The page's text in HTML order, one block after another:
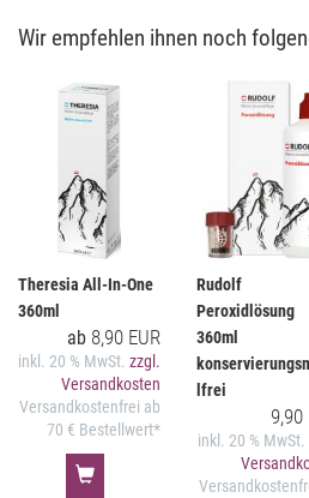
Wir empfehlen ihnen noch
Theresia All-In-One
360ml
ab 8,90 EUR
inkl. 20 % MwSt.zzgl.
Versandkosten
Versandkostenfrei ab
70 € Bestellwert*
Rudolf
Peroxidlösung
360ml
lfrei
9,90
inkl. 20 % MwSt.